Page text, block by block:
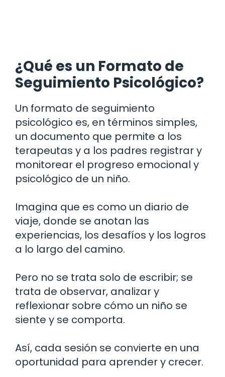
¿Qué es un Formato de
Seguimiento Psicológico?
Un formato de seguimiento
psicológico es, en términos simples,
un documento que permite a los
terapeutas y a los padres registrar y
monitorear el progreso emocional y
psicológico de un niño.
Imagina que es como un diario de
viaje, donde se anotan las
experiencias, los desafíos y los logros
a lo largo del camino.
Pero no se trata solo de escribir; se
trata de observar, analizar y
reflexionar sobre cómo un niño se
siente y se comporta.
Así, cada sesión se convierte en una
oportunidad para aprender y crecer.